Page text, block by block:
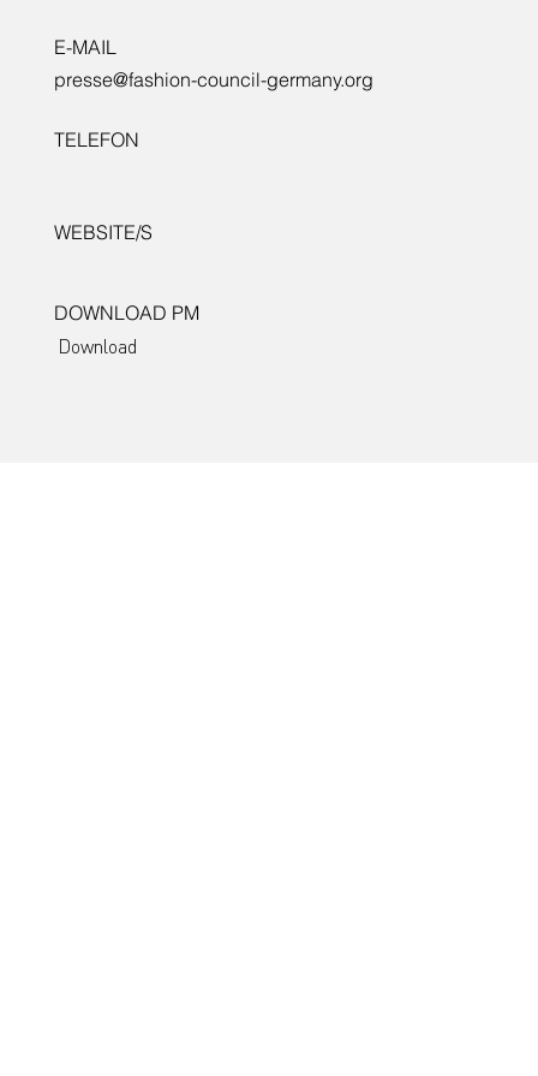
E-MAIL
presse@fashion-council-germany.org
TELEFON
WEBSITE/S
DOWNLOAD PM
Download